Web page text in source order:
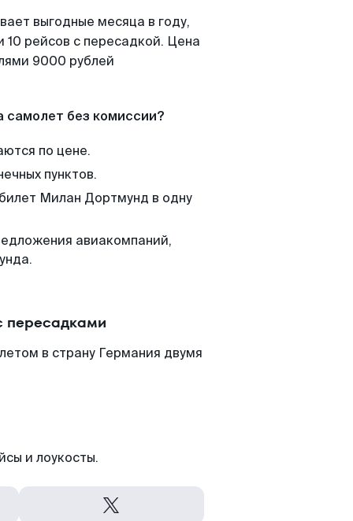
выгодные месяца в году,
рейсов с пересадкой. Цена
9000 рублей
самолет без комиссии?
по цене.
пунктов.
Милан Дортмунд в одну
авиакомпаний,
пересадками
в страну Германия двумя
и лоукосты.